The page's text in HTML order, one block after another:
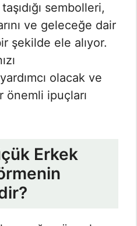
sembolleri,
ve geleceğe dair
şekilde ele alıyor.
olacak ve
önemli ipuçları
Erkek